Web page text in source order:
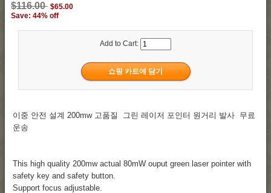
$116.00 $65.00
Save: 44% off
Add to Cart:
이중 안전 설계 200mw 고품질 그린 레이저 포인터 원거리 발사 무료
운송
This high quality 200mw actual 80mW ouput green laser pointer with
safety key and safety button.
Support focus adjustable.